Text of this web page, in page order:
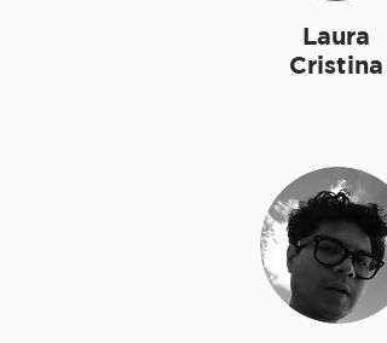
Laura
Cristina